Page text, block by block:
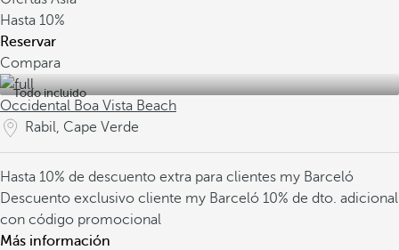
Hasta 10%
Reservar
Compara
Todo incluido
Occidental Boa Vista Beach
Rabil, Cape Verde
Hasta 10% de descuento extra para clientes my Barceló
Descuento exclusivo cliente my Barceló 10% de dto. adicional
con código promocional
Más información